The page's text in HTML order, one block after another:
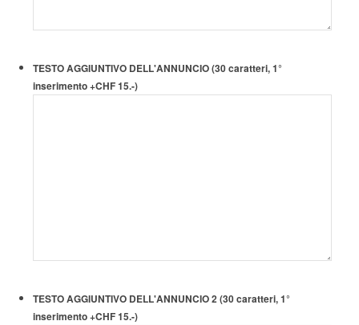
TESTO AGGIUNTIVO DELL'ANNUNCIO (30 caratteri, 1°
inserimento +CHF 15.-)
TESTO AGGIUNTIVO DELL'ANNUNCIO 2 (30 caratteri, 1°
inserimento +CHF 15.-)